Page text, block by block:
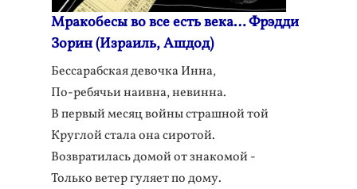
Мракобесы во все есть века… Фрэдди
Зорин (Израиль, Ашдод)
Бессарабская девочка Инна,
По-ребячьи наивна, невинна.
В первый месяц войны страшной той
Круглой стала она сиротой.
Возвратилась домой от знакомой -
Только ветер гуляет по дому.